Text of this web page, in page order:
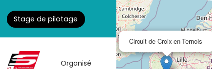
Stage de pilotage
Organisé
Circuit de Croix-en-Ternois